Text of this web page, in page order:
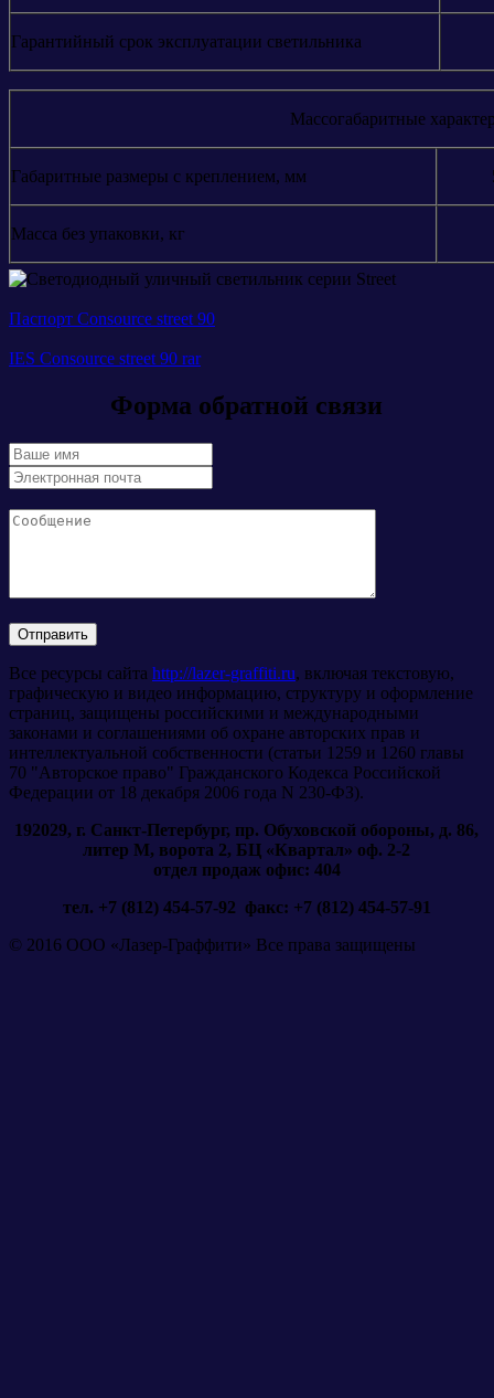
Гарантийный срок эксплуатации светильника
Массогабаритные
Габаритные размеры c креплением, мм
Масса без упаковки, кг
Паспорт Consource street 90
IES Consource street 90 rar
Форма обратной связи
Все ресурсы сайта http://lazer-graffiti.ru, включая текстовую,
графическую и видео информацию, структуру и оформление
страниц, защищены российскими и международными
законами и соглашениями об охране авторских прав и
интеллектуальной собственности (статьи 1259 и 1260 главы
70 "Авторское право" Гражданского Кодекса Российской
Федерации от 18 декабря 2006 года N 230-ФЗ).
192029, г. Санкт-Петербург, пр. Обуховской обороны, д. 86,
литер М, ворота 2, БЦ «Квартал» оф. 2-2
отдел продаж офис: 404
тел. +7 (812) 454-57-92 факс: +7 (812) 454-57-91
© 2016 ООО «Лазер-Граффити» Все права защищены